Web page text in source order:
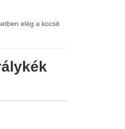
elég a kocsit